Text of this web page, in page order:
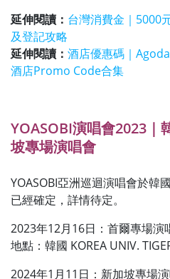
延伸閱讀： 台灣消費金｜5000
及登記攻略
延伸閱讀： 酒店優惠碼｜
酒店Promo Code合集
YOASOBI演唱會2023｜
坡專場演唱會
YOASOBI亞洲巡迴演唱會於韓
已經確定，詳情待定。
2023年12月16日：首爾專場演
地點：韓國 KOREA UNIV.
2024年1月11日：新加坡專場